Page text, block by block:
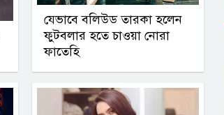
যেভাবে বলিউড তারকা হলেন
ফুটবলার হতে চাওয়া নোরা
ফাতেহি